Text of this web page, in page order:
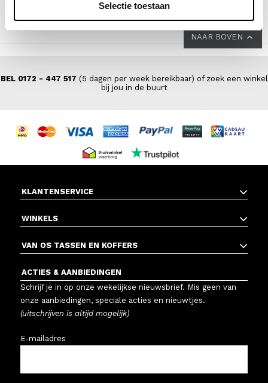
Selectie toestaan
NAAR BOVEN
BEL 0172 - 447 517 (5 dagen per week bereikbaar) of zoek een winkel
bij jou in de buurt
KLANTENSERVICE
WINKELS
VAN OS TASSEN EN KOFFERS
ACTIES & AANBIEDINGEN
Schrijf je in op onze wekelijkse nieuwsbrief. Mis geen van
onze aanbiedingen, speciale acties en nieuwtjes.
(uitschrijven is altijd mogelijk)
E-mailadres